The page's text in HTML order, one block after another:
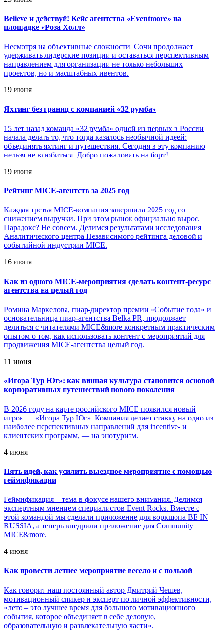
Believe и действуй! Кейс агентства «Eventmore» на
площадке «Роза Холл»
Несмотря на объективные сложности, Сочи продолжает
удерживать лидерские позиции и оставаться перспективным
направлением для организации не только небольших
проектов, но и масштабных ивентов.
19 июня
Яхтинг без границ с компанией «32 румба»
15 лет назад команда «32 румба» одной из первых в России
начала делать то, что тогда казалось необычной идеей:
объединять яхтинг и путешествия. Сегодня в эту компанию
нельзя не влюбиться. Добро пожаловать на борт!
19 июня
Рейтинг MICE-агентств за 2025 год
Каждая третья MICE-компания завершила 2025 год со
снижением выручки. При этом рынок официально вырос.
Парадокс? Не совсем. Делимся результатами исследования
Аналитического центра Независимого рейтинга деловой и
событийной индустрии MICE.
16 июня
Как из одного MICE-мероприятия сделать контент-ресурс
агентства на целый год
Ромина Маркелова, пиар-директор премии «Событие года» и
основательница пиар-агентства Belka PR, продолжает
делиться с читателями MICE&more конкретным практическим
опытом о том, как использовать контент с мероприятий для
продвижения MICE-агентства целый год.
11 июня
«Игора Тур Юг»: как винная культура становится основой
корпоративных путешествий нового поколения
В 2026 году на карте российского MICE появился новый
игрок — «Игора Тур Юг». Компания делает ставку на одно из
наиболее перспективных направлений для incentive- и
клиентских программ, — на энотуризм.
4 июня
Пять идей, как усилить выездное мероприятие с помощью
геймификации
Геймификация – тема в фокусе нашего внимания. Делимся
экспертным мнением специалистов Event Rocks. Вместе с
этой командой мы сделали приложение для воркшопа BE IN
RUSSIA, а теперь внедрили приложение для Community
MICE&more.
4 июня
Как провести летнее мероприятие весело и с пользой
Как говорит наш постоянный автор Дмитрий Чешев,
мотивационный спикер и эксперт по личной эффективности,
«лето – это лучшее время для большого мотивационного
события, которое объединяет в себе деловую,
образовательную и развлекательную части».